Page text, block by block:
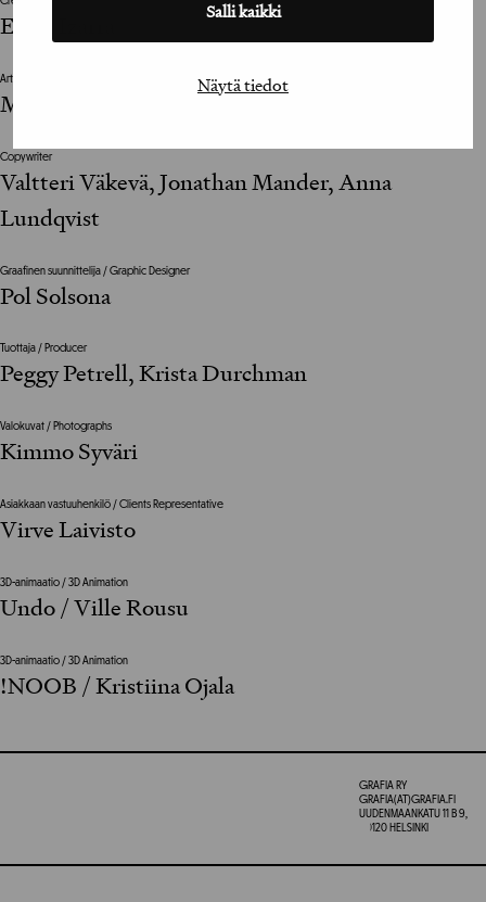
Salli kaikki
Näytä tiedot
Erkki Izarra
Art Director
Maria Fridman, Ville Kovanen
Copywriter
Valtteri Väkevä, Jonathan Mander, Anna
Lundqvist
Graafinen suunnittelija / Graphic Designer
Pol Solsona
Tuottaja / Producer
Peggy Petrell, Krista Durchman
Valokuvat / Photographs
Kimmo Syväri
Asiakkaan vastuuhenkilö / Clients Representative
Virve Laivisto
3D-animaatio / 3D Animation
Undo / Ville Rousu
3D-animaatio / 3D Animation
!NOOB / Kristiina Ojala
GRAFIA RY
GRAFIA(AT)GRAFIA.FI
UUDENMAANKATU 11 B 9,
00120 HELSINKI